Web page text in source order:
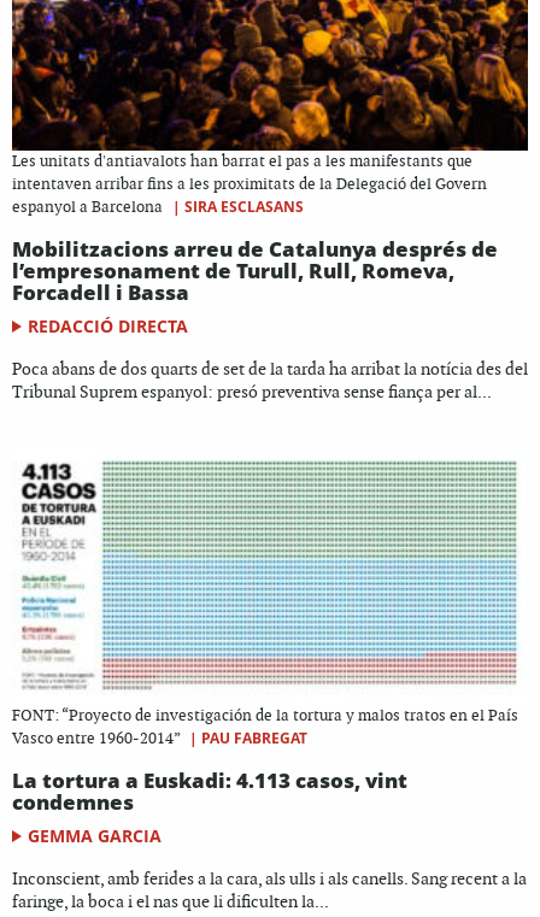
Les unitats d'antiavalots han barrat el pas a les manifestants que
intentaven arribar fins a les proximitats de la Delegació del Govern
espanyol a Barcelona
| SIRA ESCLASANS
Mobilitzacions arreu de Catalunya després de
l’empresonament de Turull, Rull, Romeva,
Forcadell i Bassa
REDACCIÓ DIRECTA
Poca abans de dos quarts de set de la tarda ha arribat la notícia des del
Tribunal Suprem espanyol: presó preventiva sense fiança per al...
FONT: “Proyecto de investigación de la tortura y malos tratos en el País
Vasco entre 1960-2014” | PAU FABREGAT
La tortura a Euskadi: 4.113 casos, vint
condemnes
GEMMA GARCIA
Inconscient, amb ferides a la cara, als ulls i als canells. Sang recent a la
faringe, la boca i el nas que li dificulten la...